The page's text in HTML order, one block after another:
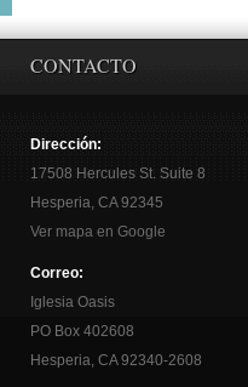
CONTACTO
Dirección:
17508 Hercules St. Suite 8
Hesperia, CA 92345
Ver mapa en Google
Correo:
Iglesia Oasis
PO Box 402608
Hesperia, CA 92340-2608